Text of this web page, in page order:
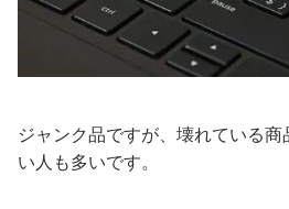
ジャンク品ですが、壊れている
い人も多いです。